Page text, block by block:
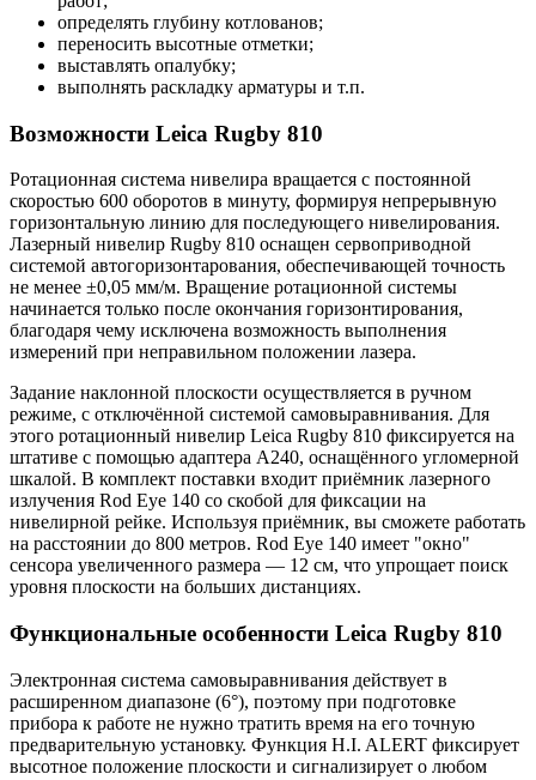
определять глубину котлованов;
переносить высотные отметки;
выставлять опалубку;
выполнять раскладку арматуры и т.п.
Возможности Leica Rugby 810
Ротационная система нивелира вращается с постоянной
скоростью 600 оборотов в минуту, формируя непрерывную
горизонтальную линию для последующего нивелирования.
Лазерный нивелир Rugby 810 оснащен сервоприводной
системой автогоризонтарования, обеспечивающей точность
не менее ±0,05 мм/м. Вращение ротационной системы
начинается только после окончания горизонтирования,
благодаря чему исключена возможность выполнения
измерений при неправильном положении лазера.
Задание наклонной плоскости осуществляется в ручном
режиме, с отключённой системой самовыравнивания. Для
этого ротационный нивелир Leica Rugby 810 фиксируется на
штативе с помощью адаптера А240, оснащённого угломерной
шкалой. В комплект поставки входит приёмник лазерного
излучения Rod Eye 140 со скобой для фиксации на
нивелирной рейке. Используя приёмник, вы сможете работать
на расстоянии до 800 метров. Rod Eye 140 имеет "окно"
сенсора увеличенного размера — 12 см, что упрощает поиск
уровня плоскости на больших дистанциях.
Функциональные особенности Leica Rugby 810
Электронная система самовыравнивания действует в
расширенном диапазоне (6°), поэтому при подготовке
прибора к работе не нужно тратить время на его точную
предварительную установку. Функция H.I. ALERT фиксирует
высотное положение плоскости и сигнализирует о любом